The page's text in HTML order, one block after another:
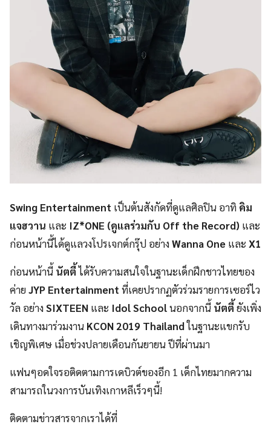
Swing Entertainment เป็นต้นสังกัดที่ดูแลศิลปิน อาทิ คิม
แจฮวาน และ IZ*ONE (ดูแลร่วมกับ Off the Record) และ
ก่อนหน้านี้ได้ดูแลวงโปรเจกต์กรุ๊ป อย่างWanna One และ X1
ก่อนหน้านี้ นัตตี้ได้รับความสนใจในฐานะเด็กฝึกชาวไทยของ
ค่ายJYP Entertainment ที่เคยปรากฏตัวร่วมรายการเซอร์ไว
วัล อย่างSIXTEEN และ Idol Schoolนอกจากนี้ นัตตี้ยังเพิ่ง
เดินทางมาร่วมงาน KCON 2019 Thailandในฐานะแขกรับ
เชิญพิเศษ เมื่อช่วงปลายเดือนกันยายน ปีที่ผ่านมา
แฟนๆอดใจรอติดตามการเดบิวต์ของอีก 1 เด็กไทยมากความ
สามารถในวงการบันเทิงเกาหลีเร็วๆนี้!
ติดตามข่าวสารจากเราได้ที่